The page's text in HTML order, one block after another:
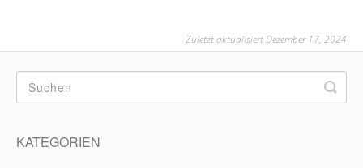
Zuletzt aktualisiert Dezember 17, 2024
KATEGORIEN